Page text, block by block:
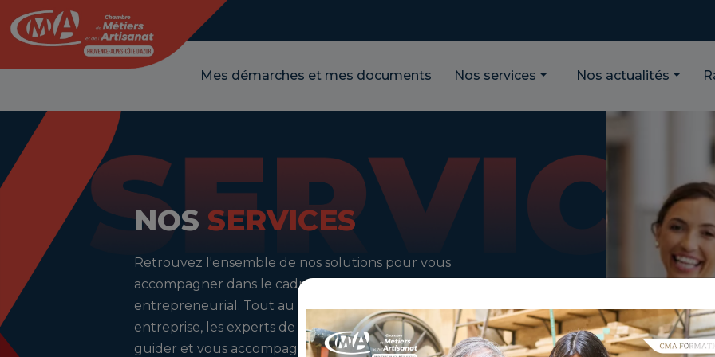
Mes démarches et mes documents Nos services Nos actualités
NOS SERVICES
Retrouvez l'ensemble de nos solutions pour vous
accompagner dans le cadre de votre parcours
entrepreneurial. Tout au long de la vie de votre
entreprise, les experts de la CMA sont là pour vous
guider et vous accompagner. Concentrez-vous sur
Panneau de gestion des cookies